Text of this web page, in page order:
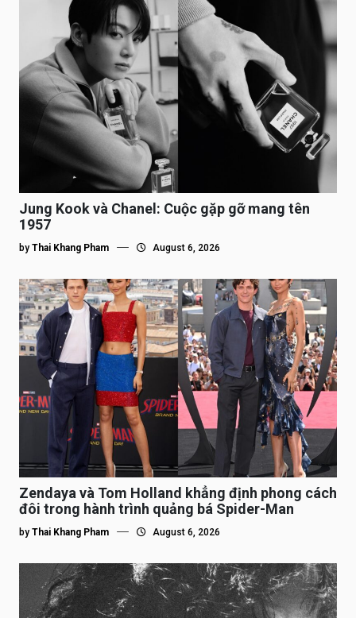
Jung Kook và Chanel: Cuộc gặp gỡ mang tên
1957
by Thai Khang Pham August 6, 2026
Zendaya và Tom Holland khẳng định phong cách
đôi trong hành trình quảng bá Spider-Man
by Thai Khang Pham August 6, 2026